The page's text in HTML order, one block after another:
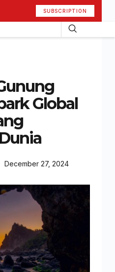
SUBSCRIPTION
Global
December 27, 2024